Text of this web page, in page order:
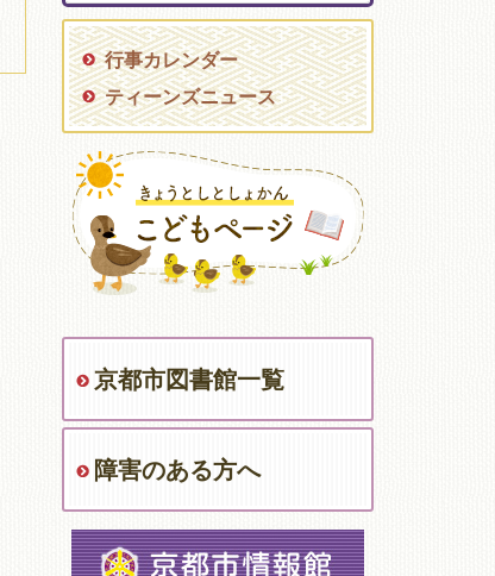
行事カレンダー
ティーンズニュース
京都市図書館一覧
障害のある方へ